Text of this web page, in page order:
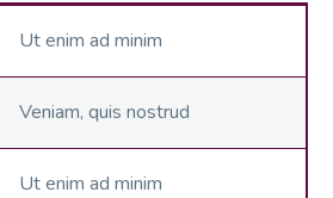
Ut enim ad minim
Veniam, quis nostrud
Ut enim ad minim